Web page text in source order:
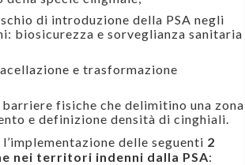
di introduzione della PSA negli
biosicurezza e sorveglianza sanitaria
e trasformazione
fisiche che delimitino una zona
e definizione densità di cinghiali.
delle seguenti 2
nei territori indenni dalla PSA: